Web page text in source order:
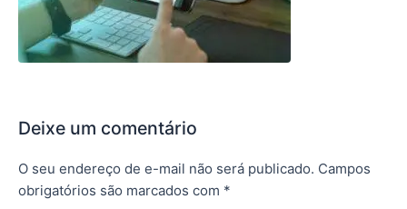
Deixe um comentário
O seu endereço de e-mail não será publicado. Campos
obrigatórios são marcados com *